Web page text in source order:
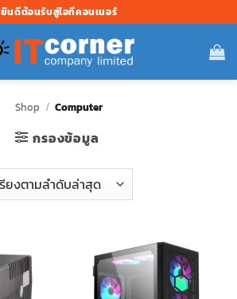
ยินดีต้อนรับสู่ไอทีคอนเนอร์
Shop / Computer
กรองข้อมูล